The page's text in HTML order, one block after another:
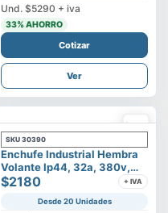
Und. $5290 + iva
33% AHORRO
Cotizar
Ver
SKU 30390
Enchufe Industrial Hembra
Volante Ip44, 32a, 380v,
3p+t
$2180 + IVA
Desde 20 Unidades